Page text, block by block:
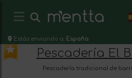
Estás enviando a: España
Pescadería El
Pescadería tradicional de